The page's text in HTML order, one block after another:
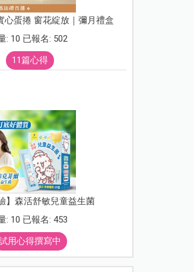
心蛋捲 窗花綻放｜彌月禮盒
: 10 已報名: 502
11篇心得
】森活舒敏兒童益生菌
: 10 已報名: 453
用心得撰寫中